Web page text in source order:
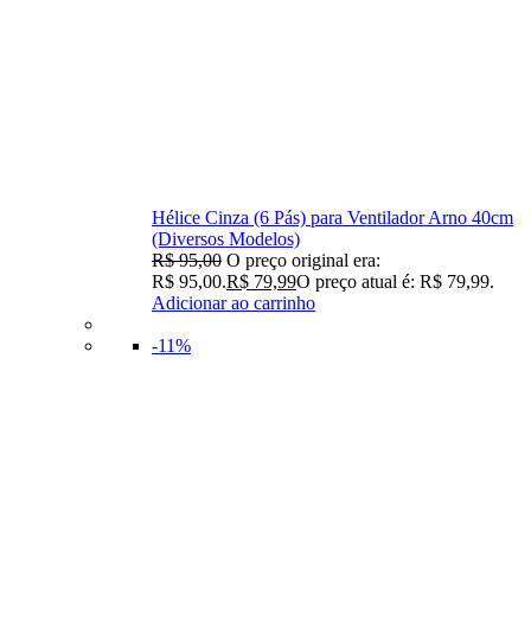
Hélice Cinza (6 Pás) para Ventilador Arno 40cm
(Diversos Modelos)
R$95,00 O preço original era:
R$ 95,00.R$ 79,99O preço atual é: R$ 79,99.
Adicionar ao carrinho
-11%